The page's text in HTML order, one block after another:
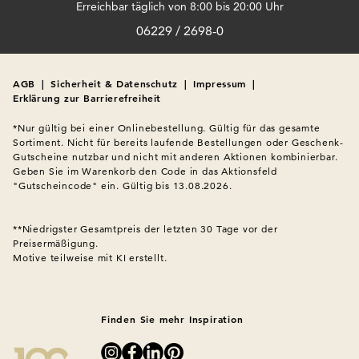
und tragen sich leicht. Sie sind weich, aber formstabil – ideal für
eine Jacke, die bequem sitzt und gleichzeitig gut aussieht.
Was trägt man unter einer Bouclé
Jacke?
Eine Boucle Jacke lässt sich vielseitig kombinieren. Unter einer
Kurzarmshirt, im Herbst wärmt ein dünner Rollkragenpullover.
Die Jacke bleibt dabei immer das stilvolle Highlight, ganz egal,
Wie kombiniert man eine Boucle
Jacke?
Erreichbar täglich von 8:00 bis 20:00 Uhr
06229 / 2698-0
AGB | Sicherheit & Datenschutz | Impressum |
Erklärung zur Barrierefreiheit
*Nur gültig bei einer Onlinebestellung. Gültig für das gesamte
Sortiment. Nicht für bereits laufende Bestellungen oder Geschenk-
Gutscheine nutzbar und nicht mit anderen Aktionen kombinierbar.
Geben Sie im Warenkorb den Code in das Aktionsfeld
"Gutscheincode" ein. Gültig bis 13.08.2026.
**Niedrigster Gesamtpreis der letzten 30 Tage vor der
Preisermäßigung.
Motive teilweise mit KI erstellt.
Finden Sie mehr Inspiration